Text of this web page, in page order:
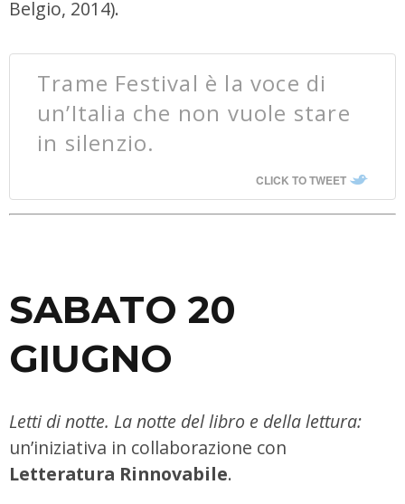
Belgio, 2014).
Trame Festival è la voce di
un’Italia che non vuole stare
in silenzio.
CLICK TO TWEET
SABATO 20
GIUGNO
Letti di notte. La notte del libro e della lettura:
un’iniziativa in collaborazione con
Letteratura Rinnovabile.